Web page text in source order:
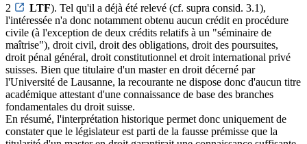
2
LTF). Tel qu'il a déjà été relevé (cf. supra consid. 3.1),
l'intéressée n'a donc notamment obtenu aucun crédit en procédure
civile (à l'exception de deux crédits relatifs à un "séminaire de
maîtrise"), droit civil, droit des obligations, droit des poursuites,
droit pénal général, droit constitutionnel et droit international privé
suisses. Bien que titulaire d'un master en droit décerné par
l'Université de Lausanne, la recourante ne dispose donc d'aucun titre
académique attestant d'une connaissance de base des branches
fondamentales du droit suisse.
En résumé, l'interprétation historique permet donc uniquement de
constater que le législateur est parti de la fausse prémisse que la